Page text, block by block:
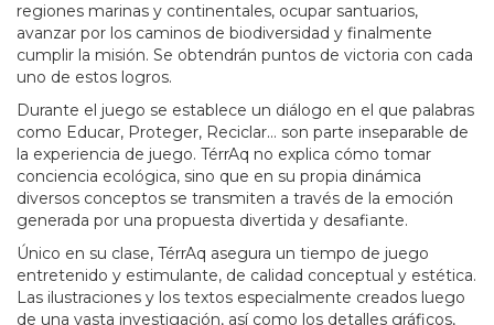
regiones marinas y continentales, ocupar santuarios,
avanzar por los caminos de biodiversidad y finalmente
cumplir la misión. Se obtendrán puntos de victoria con cada
uno de estos logros.
Durante el juego se establece un diálogo en el que palabras
como Educar, Proteger, Reciclar… son parte inseparable de
la experiencia de juego. TérrAq no explica cómo tomar
conciencia ecológica, sino que en su propia dinámica
diversos conceptos se transmiten a través de la emoción
generada por una propuesta divertida y desafiante.
Único en su clase, TérrAq asegura un tiempo de juego
entretenido y estimulante, de calidad conceptual y estética.
Las ilustraciones y los textos especialmente creados luego
de una vasta investigación, así como los detalles gráficos,